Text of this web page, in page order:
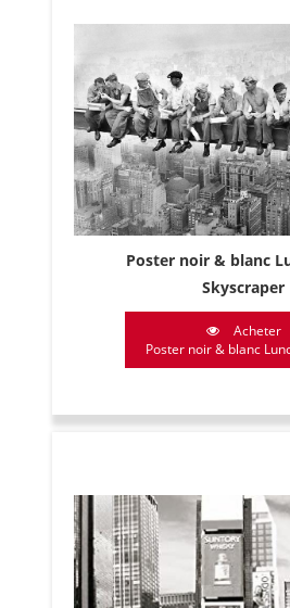
Poster noir & blanc
Skyscraper
Acheter
Poster noir & blanc